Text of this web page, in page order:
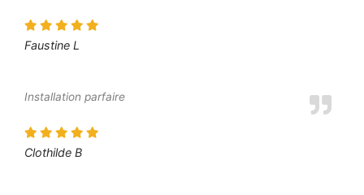
Faustine L
Installation parfaire
Clothilde B